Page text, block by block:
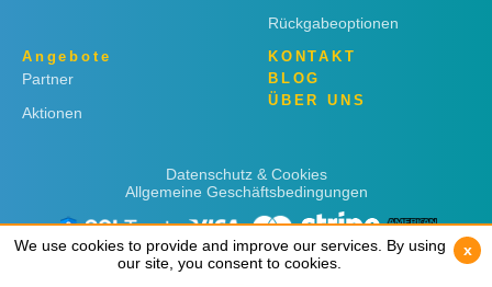
Rückgabeoptionen
Angebote
Partner
Aktionen
KONTAKT
BLOG
ÜBER UNS
Datenschutz & Cookies
Allgemeine Geschäftsbedingungen
We use cookies to provide and improve our services. By using
our site, you consent to cookies.
x
We use cookies to provide and improve our services. By using
our site, you consent to cookies.
x